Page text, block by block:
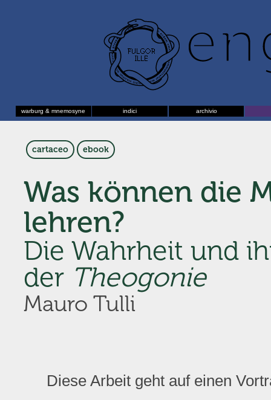
warburg & mnemosyne indici archivio
cartaceo ebook
Was können die
lehren?
Die Wahrheit und
der Theogonie
Mauro Tulli
Diese Arbeit geht auf einen